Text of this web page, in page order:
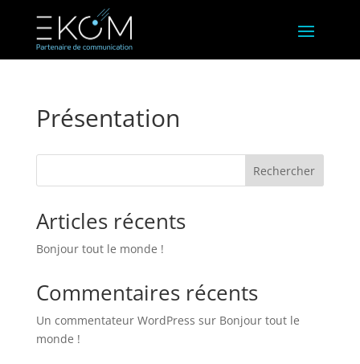
Présentation
Rechercher
Articles récents
Bonjour tout le monde !
Commentaires récents
Un commentateur WordPress sur Bonjour tout le
monde !